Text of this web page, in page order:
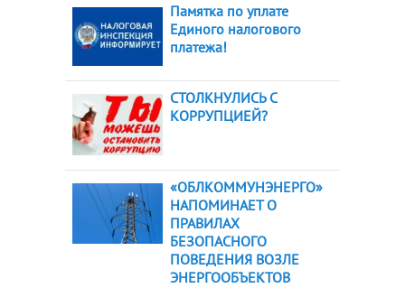
Памятка по уплате
Единого налогового
платежа!
СТОЛКНУЛИСЬ С
КОРРУПЦИЕЙ?
«ОБЛКОММУНЭНЕРГО»
НАПОМИНАЕТ О
ПРАВИЛАХ
БЕЗОПАСНОГО
ПОВЕДЕНИЯ ВОЗЛЕ
ЭНЕРГООБЪЕКТОВ